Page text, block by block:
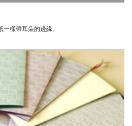
樣帶耳朵的邊緣。